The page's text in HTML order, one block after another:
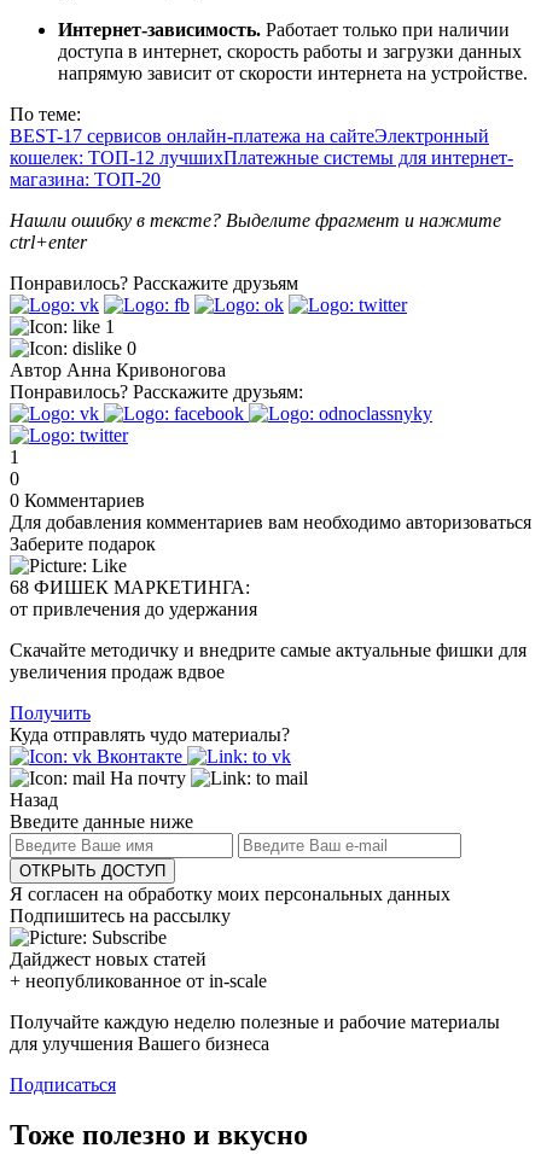
Интернет-зависимость. Работает только при наличии
доступа в интернет, скорость работы и загрузки данных
напрямую зависит от скорости интернета на устройстве.
По теме:
BEST-17 сервисов онлайн-платежа на сайтеЭлектронный
кошелек: ТОП-12 лучшихПлатежные системы для интернет-
магазина: ТОП-20
Нашли ошибку в тексте? Выделите фрагмент и нажмите
ctrl+enter
Понравилось? Расскажите друзьям
1
0
Автор Анна Кривоногова
Понравилось? Расскажите друзьям:
1
0
0 Комментариев
Для добавления комментариев вам необходимо авторизоваться
Заберите подарок
68 ФИШЕК МАРКЕТИНГА:
от привлечения до удержания
Скачайте методичку и внедрите самые актуальные фишки для
увеличения продаж вдвое
Получить
Куда отправлять чудо материалы?
Вконтакте
На почту
Назад
Введите данные ниже
ОТКРЫТЬ ДОСТУП
Я согласен на обработку моих персональных данных
Подпишитесь на рассылку
Дайджест новых статей
+ неопубликованное от in-scale
Получайте каждую неделю полезные и рабочие материалы
для улучшения Вашего бизнеса
Подписаться
Тоже полезно и вкусно